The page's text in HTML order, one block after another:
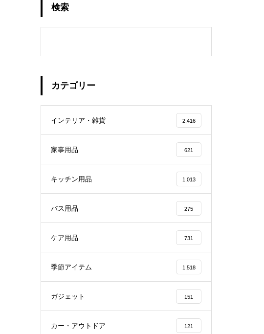
検索
カテゴリー
インテリア・雑貨 2,416
家事用品 621
キッチン用品 1,013
バス用品 275
ケア用品 731
季節アイテム 1,518
ガジェット 151
カー・アウトドア 121